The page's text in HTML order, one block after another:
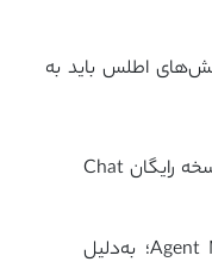
اطلس باید به
رایگان Chat
محدودیت دسترسی در Agent Mode؛ به‌دلیل